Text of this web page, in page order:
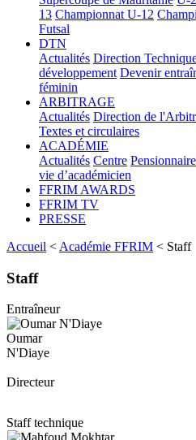
13 Championnat U-12
Futsal
DTN
Actualités Direction
développement Devenir
féminin
ARBITRAGE
Actualités Direction de
Textes et circulaires
ACADÉMIE
Actualités Centre
vie d’académicien
FFRIM AWARDS
FFRIM TV
PRESSE
Accueil < Académie FFRIM < Staff
Staff
Entraîneur
Oumar
N'Diaye
Directeur
Staff technique